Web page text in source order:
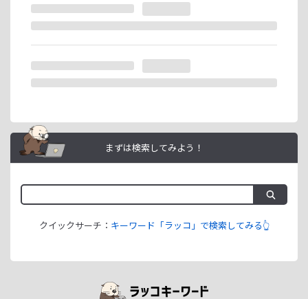
報」をご登録いただくことで即日ご利用開始いただけます。
まずは検索してみよう！
クイックサーチ： キーワード「ラッコ」で検索してみる👆